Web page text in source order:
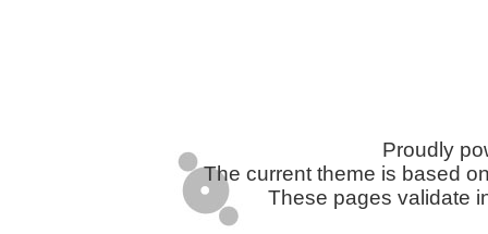
Proudly
The current theme is based
These pages validate